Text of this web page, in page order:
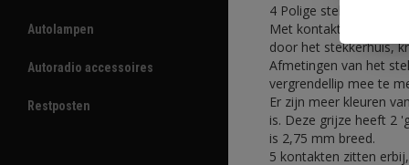
Autolampen
Autoradio accessoires
Restposten
4 Polige stekker grijs.
Met kontakten voor
door het stekkerhuis,
Afmetingen van het
vergrendellip mee te
Er zijn meer kleuren
is. Deze grijze heeft 2
is 2,75 mm breed.
5 kontakten zitten